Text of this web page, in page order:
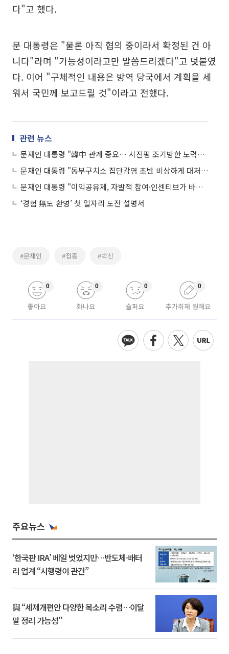
다"고 했다.
문 대통령은 "물론 아직 협의 중이라서 확정된 건 아
니다"라며 "가능성이라고만 말씀드리겠다"고 덧붙였
다. 이어 "구체적인 내용은 방역 당국에서 계획을 세
워서 국민께 보고드릴 것"이라고 전했다.
관련 뉴스
문재인 대통령 "韓中 관계 중요… 시진핑 조기방한 노력할 것"
문재인 대통령 "동부구치소 집단감염 초반 비상하게 대처했어야"
문재인 대통령 "이익공유제, 자발적 참여·인센티브가 바람직"
‘경험 無도 환영’ 첫 일자리 도전 설명서
#문재인 #접종 #백신
좋아요
0
화나요
0
슬퍼요
0
추가취재 원해요
0
주요뉴스
‘한국판 IRA’ 베일 벗었지만…반도체·배터
리 업계 “시행령이 관건”
與 “세제개편안 다양한 목소리 수렴…이달
말 정리 가능성”